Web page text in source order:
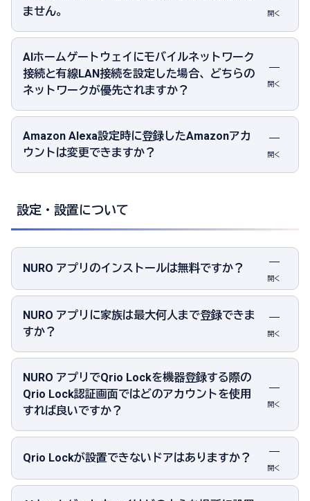
ません。
開く
AIホームゲートウェイにモバイルネットワーク
接続と有線LAN接続を設定した場合、どちらの
ネットワークが優先されますか？
開く
Amazon Alexa設定時に登録したAmazonアカ
ウントは変更できますか？
開く
設定・設置について
NURO アプリのインストールは無料ですか？
開く
NURO アプリに家族は最大何人まで登録できま
すか？
開く
NURO アプリでQrio Lockを機器登録する際の
Qrio Lock認証画面ではどのアカウントを使用
すれば良いですか？
開く
Qrio Lockが設置できないドアはありますか？
開く